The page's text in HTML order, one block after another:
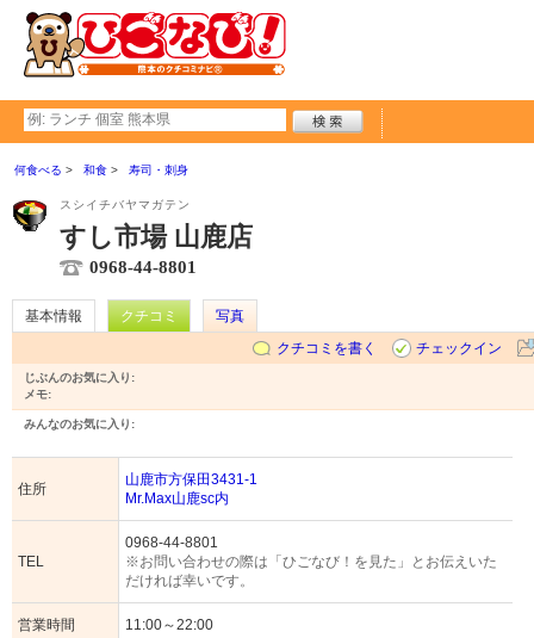
何食べる 和食 寿司・刺身
スシイチバヤマガテン
すし市場 山鹿店
0968-44-8801
基本情報 クチコミ
写真
クチコミを書く
チェックイン
じぶんのお気に入り:
メモ:
みんなのお気に入り:
住所
山鹿市方保田3431-1
Mr.Max山鹿sc内
TEL
0968-44-8801
※お問い合わせの際は「ひごなび！を見た」とお伝えいた
だければ幸いです。
営業時間 11:00～22:00